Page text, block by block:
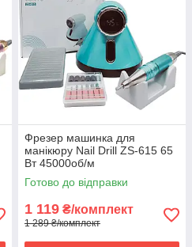
Фрезер машинка для
манікюру Nail Drill ZS-615 65
Вт 45000об/м
PROFESSIONAL Drill pro zs
615 манікюрний фрейзер SH
Готово до відправки
1 119 ₴/комплект
1 289 ₴/комплект